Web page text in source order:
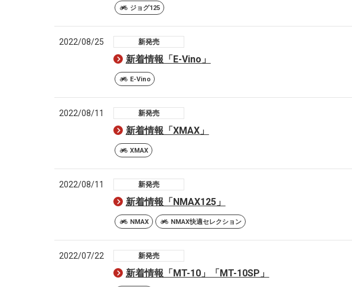
ジョグ125
2022/08/25 新発売
新着情報「E-Vino」
E-Vino
2022/08/11 新発売
新着情報「XMAX」
XMAX
2022/08/11 新発売
新着情報「NMAX125」
NMAX NMAX快適セレクション
2022/07/22 新発売
新着情報「MT-10」「MT-10SP」